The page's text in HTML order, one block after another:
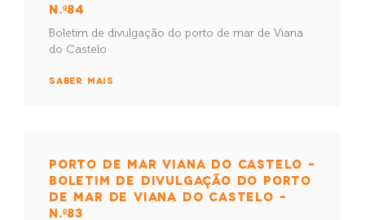
N.º84
Boletim de divulgação do porto de mar de Viana
do Castelo
SABER MAIS
PORTO DE MAR VIANA DO CASTELO –
BOLETIM DE DIVULGAÇÃO DO PORTO
DE MAR DE VIANA DO CASTELO –
N.º83